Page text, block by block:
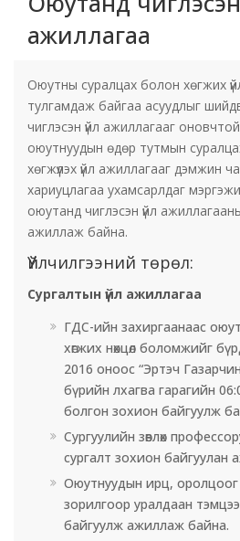
ажиллагаа
Оюутны суралцах болон хөгжих
тулгамдаж байгаа асуудлыг
чиглэсэн үйл ажиллагааг оновчтой
оюутнуудын өдөр тутмын
хөгжүүлэх үйл ажиллагааг дэмжин
хариуцлагаа ухамсарлдаг
оюутанд чиглэсэн үйл
ажиллаж байна.
Үйлчилгээний төрөл:
Сургалтын үйл ажиллагаа
ГДС-ийн захиргаанаас
хөгжих нөхцөл боломжийг
2016 оноос “Эртэч
бүрийн лхагва гарагийн
болгон зохион байгуулж
Сургуулийн зөвлөх
сургалт зохион байгуулан
Оюутнуудын ирц,
зорилгоор уралдаан
байгуулж ажиллаж байна.